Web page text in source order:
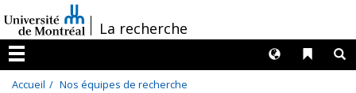
au
contenu
/La recherche
Menu
Liens
Langues
Accueil
Nos équipes de recherche